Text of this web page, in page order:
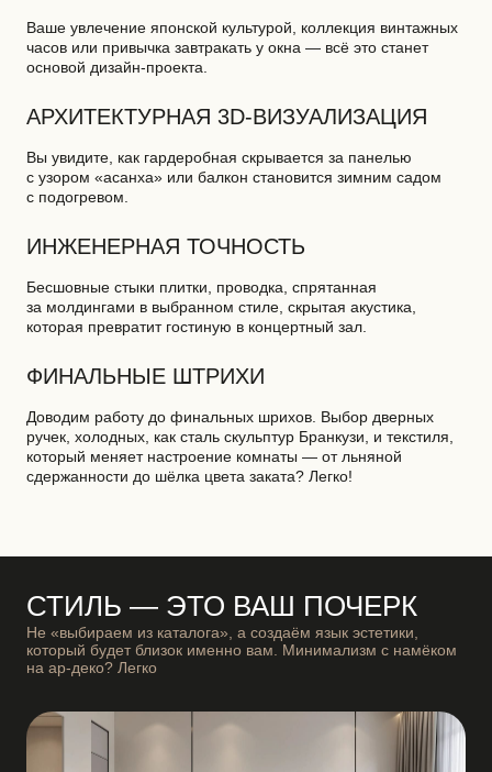
Ваше увлечение японской культурой, коллекция винтажных
часов или привычка завтракать у окна — всё это станет
основой дизайн-проекта
АРХИТЕКТУРНАЯ 3D-ВИЗУАЛИЗАЦИЯ
Вы увидите, как гардеробная скрывается за панелью
с узором «асанха» или балкон становится зимним садом
с подогревом.
ИНЖЕНЕРНАЯ ТОЧНОСТЬ
Бесшовные стыки плитки, проводка, спрятанная
за молдингами в выбранном стиле, скрытая акустика,
которая превратит гостиную в концертный зал.
ФИНАЛЬНЫЕ ШТРИХИ
Доводим работу до финальных шрихов. Выбор дверных
ручек, холодных, как сталь скульптур Бранкузи, и текстиля,
который меняет настроение комнаты — от льняной
сдержанности до шёлка цвета заката? Легко!
СТИЛЬ — ЭТО ВАШ ПОЧЕРК
Не «выбираем из каталога», а создаём язык эстетики,
который будет близок именно вам. Минимализм с намёком
на ар-деко? Легко